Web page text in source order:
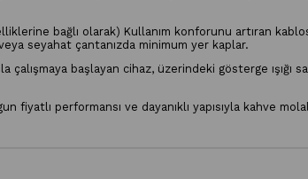
bağlı olarak) Kullanım konforunu artıran
seyahat çantanızda minimum yer kaplar.
çalışmaya başlayan cihaz, üzerindeki gösterge
fiyatlı performansı ve dayanıklı yapısıyla kahve